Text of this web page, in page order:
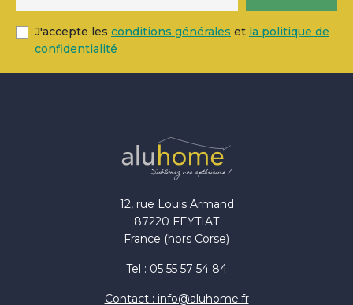
J'accepte les conditions générales et la politique de
confidentialité
12, rue Louis Armand
87220 FEYTIAT
France (hors Corse)
Tel : 05 55 57 54 84
Contact : info@aluhome.fr